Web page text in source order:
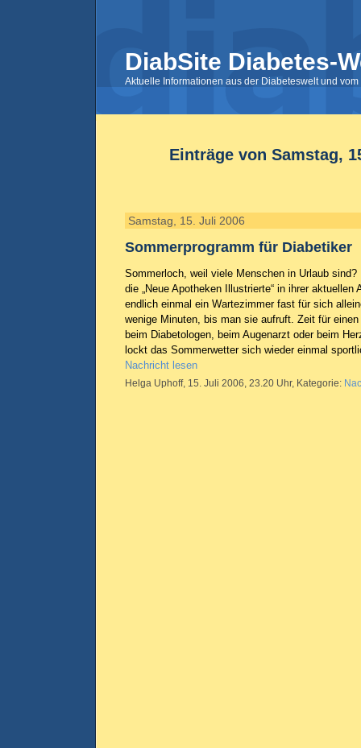
DiabSite Diabetes-
Aktuelle Informationen aus der Diabeteswelt und
Einträge von Samstag,
Samstag, 15. Juli 2006
Sommerprogramm für Diabetiker
Sommerloch, weil viele Menschen in Urlaub
die „Neue Apotheken Illustrierte“ in ihrer aktuellen
endlich einmal ein Wartezimmer fast für sich
wenige Minuten, bis man sie aufruft. Zeit für
beim Diabetologen, beim Augenarzt oder beim
lockt das Sommerwetter sich wieder einmal
Nachricht lesen
Helga Uphoff, 15. Juli 2006, 23.20 Uhr, Kategorie: